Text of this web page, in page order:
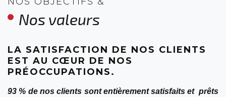
Nos valeurs
LA SATISFACTION DE NOS CLIENTS
EST AU CŒUR DE NOS
PRÉOCCUPATIONS.
93 % de nos clients sont entièrement satisfaits et prêts